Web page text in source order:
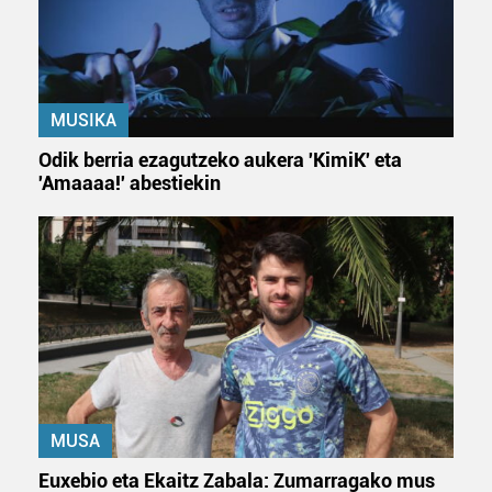
datuen atalean. Edozein unetan alda edo ken dezakezu
zure baimena Cookieen adierazpenean.
Webgune honek cookie propioak eta hirugarrenen cookie-
fitxategiak erabiltzen ditu. Zure esperientzia eta
baliatzen gara. Ohar hau onartuz gero, teknologia hori
irakurri
MUSIKA
Odik berria ezagutzeko aukera 'KimiK' eta
'Amaaaa!' abestiekin
MUSA
Euxebio eta Ekaitz Zabala: Zumarragako mus